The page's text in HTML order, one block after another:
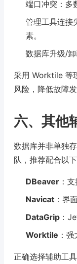
端口冲突：多
管理工具连接
素。
数据库升级/
采用 Worktile 等
风险，降低故障
六、其他
数据库并非单独
队，推荐配合以
DBeaver ：
Navicat ：界
DataGrip ：
Worktile ：
正确选择辅助工